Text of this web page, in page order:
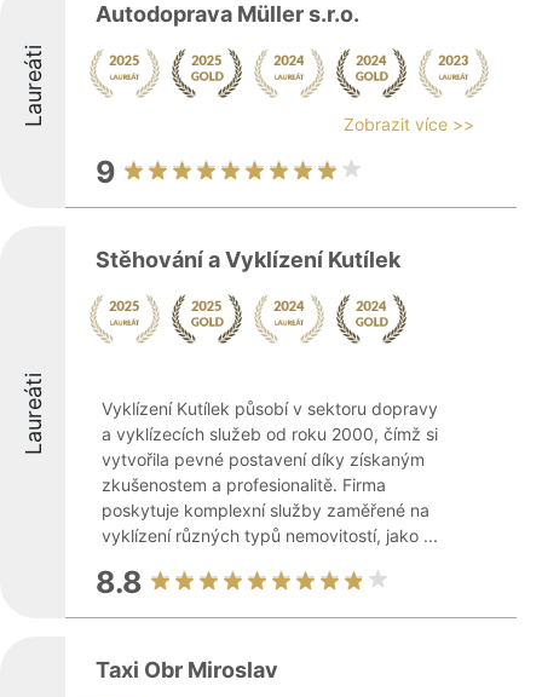
Laureáti
Autodoprava Müller s.r.o.
Zobrazit více >>
9
Laureáti
Stěhování a Vyklízení Kutílek
Vyklízení Kutílek působí v sektoru dopravy
a vyklízecích služeb od roku 2000, čímž si
vytvořila pevné postavení díky získaným
zkušenostem a profesionalitě. Firma
poskytuje komplexní služby zaměřené na
vyklízení různých typů nemovitostí, jako ...
8.8
Taxi Obr Miroslav